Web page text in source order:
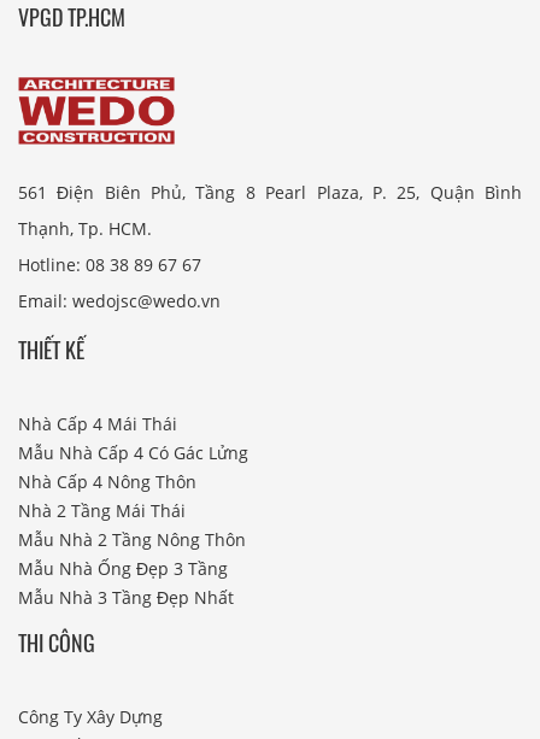
VPGD TP.HCM
561 Điện Biên Phủ, Tầng 8 Pearl Plaza, P. 25, Quận Bình
Thạnh, Tp. HCM.
Hotline: 08 38 89 67 67
Email: wedojsc@wedo.vn
THIẾT KẾ
Nhà Cấp 4 Mái Thái
Mẫu Nhà Cấp 4 Có Gác Lửng
Nhà Cấp 4 Nông Thôn
Nhà 2 Tầng Mái Thái
Mẫu Nhà 2 Tầng Nông Thôn
Mẫu Nhà Ống Đẹp 3 Tầng
Mẫu Nhà 3 Tầng Đẹp Nhất
THI CÔNG
Công Ty Xây Dựng